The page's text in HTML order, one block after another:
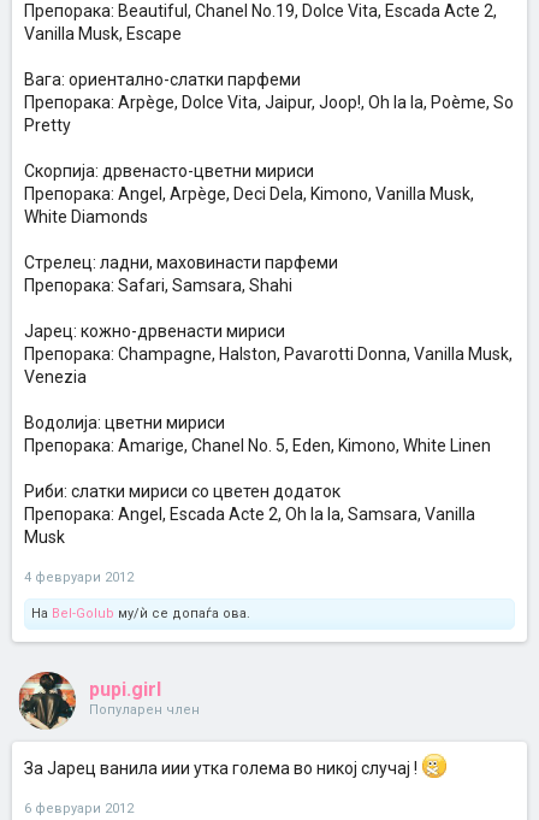
Препорака: Beautiful, Chanel No.19, Dolce Vita, Escada Acte 2,
Vanilla Musk, Escape
Вага: ориентално-слатки парфеми
Препорака: Arpège, Dolce Vita, Jaipur, Joop!, Oh la la, Poème, So
Pretty
Скорпија: дрвенасто-цветни мириси
Препорака: Angel, Arpège, Deci Dela, Kimono, Vanilla Musk,
White Diamonds
Стрелец: ладни, маховинасти парфеми
Препорака: Safari, Samsara, Shahi
Јарец: кожно-дрвенасти мириси
Препорака: Champagne, Halston, Pavarotti Donna, Vanilla Musk,
Venezia
Водолија: цветни мириси
Препорака: Amarige, Chanel No. 5, Eden, Kimono, White Linen
Риби: слатки мириси со цветен додаток
Препорака: Angel, Escada Acte 2, Oh la la, Samsara, Vanilla
Musk
4 февруари 2012
На Bel-Golub му/ѝ се допаѓа ова.
pupi.girl
Популарен член
За Јарец ванила иии утка голема во никој случај !
6 февруари 2012